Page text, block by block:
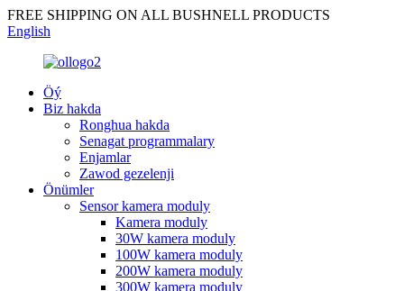
FREE SHIPPING ON ALL BUSHNELL PRODUCTS
English
Öý
Biz hakda
Ronghua hakda
Senagat programmalary
Enjamlar
Zawod gezelenji
Önümler
Sensor kamera moduly
Kamera moduly
30W kamera moduly
100W kamera moduly
200W kamera moduly
300W kamera moduly